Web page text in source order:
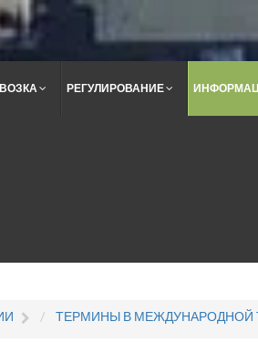
РЕГУЛИРОВАНИЕ
ТЕРМИНЫ В МЕЖДУНАРОДНОЙ